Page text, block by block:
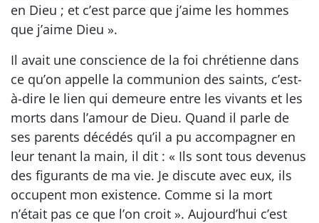
en Dieu ; et c’est parce que j’aime les hommes
que j’aime Dieu ».
Il avait une conscience de la foi chrétienne dans
ce qu’on appelle la communion des saints, c’est-
à-dire le lien qui demeure entre les vivants et les
morts dans l’amour de Dieu. Quand il parle de
ses parents décédés qu’il a pu accompagner en
leur tenant la main, il dit : « Ils sont tous devenus
des figurants de ma vie. Je discute avec eux, ils
occupent mon existence. Comme si la mort
n’était pas ce que l’on croit ». Aujourd’hui c’est